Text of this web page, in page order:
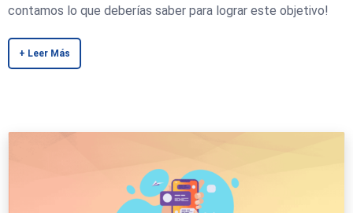
contamos lo que deberías saber para lograr este objetivo!
+ Leer Más